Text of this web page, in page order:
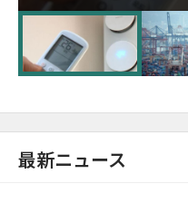
に需給対応体制を点検
最新ニュース